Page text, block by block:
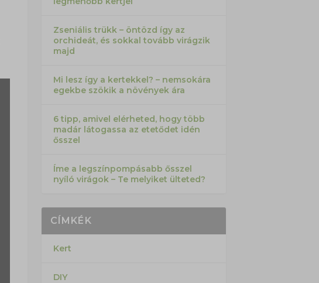
Zseniális trükk – öntözd így az
orchideát, és sokkal tovább virágzik
majd
Mi lesz így a kertekkel? – nemsokára
egekbe szökik a növények ára
6 tipp, amivel elérheted, hogy több
madár látogassa az etetődet idén
ősszel
Íme a legszínpompásabb ősszel
nyíló virágok – Te melyiket ülteted?
CÍMKÉK
Kert
DIY